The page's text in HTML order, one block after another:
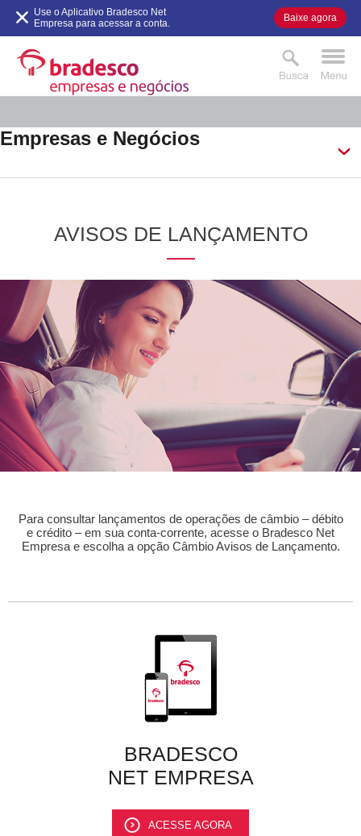
VER AGORA
Empresas e Negócios
AVISOS DE LANÇAMENTO
Para consultar lançamentos de operações de câmbio – débito
e crédito – em sua conta-corrente, acesse o Bradesco Net
Empresa e escolha a opção Câmbio Avisos de Lançamento.
BRADESCO
NET EMPRESA
ACESSE AGORA
Use o Aplicativo Bradesco Net
Empresa para acessar a conta.
Baixe agora